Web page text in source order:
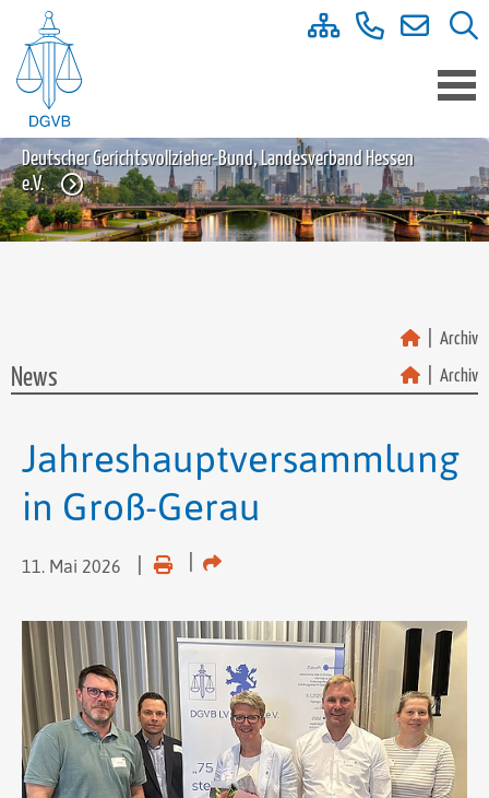
Deutscher Gerichtsvollzieher-Bund, Landesverband Hessen
e.V.
Archiv
News Archiv
Jahreshauptversammlung
in Groß-Gerau
11. Mai 2026